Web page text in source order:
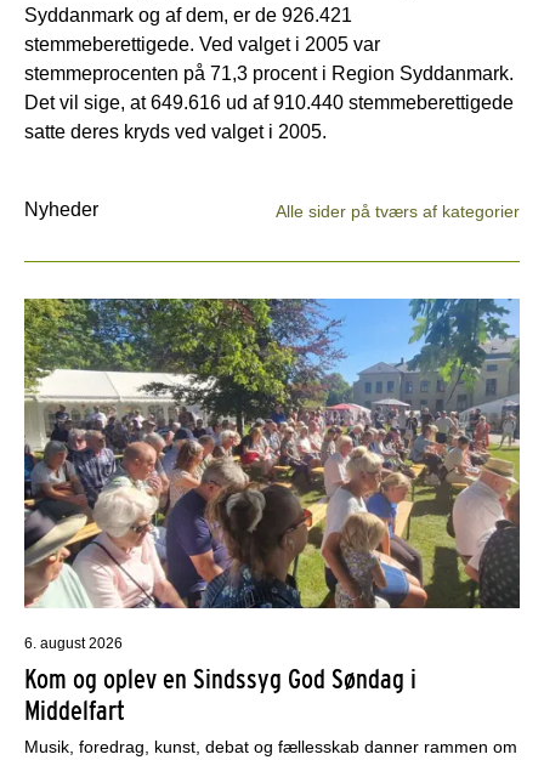
Syddanmark og af dem, er de 926.421
stemmeberettigede. Ved valget i 2005 var
stemmeprocenten på 71,3 procent i Region Syddanmark.
Det vil sige, at 649.616 ud af 910.440 stemmeberettigede
satte deres kryds ved valget i 2005.
Nyheder Alle sider på tværs af kategorier
6. august 2026
Kom og oplev en Sindssyg God Søndag i
Middelfart
Musik, foredrag, kunst, debat og fællesskab danner rammen om